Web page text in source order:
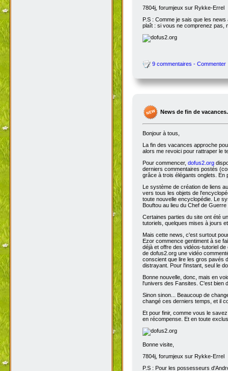
7804j, forumjeux sur Rykke-Errel
P.S : Comme je sais que les
plaît : si vous ne comprenez pas,
9 commentaires - Commenter
News de fin de
Bonjour à tous,
La fin des vacances approche
alors me revoici pour rattraper le
Pour commencer, dofus2.org
derniers commentaires postés
grâce à trois élégants onglets. En
Le système de création de liens
vers tous les objets de
toute nouvelle encyclopédie. Le
Bouftou au lieu du Chef de
Certaines parties du site ont été
tutoriels, quelques mises à jours
Mais cette news, c'est surtout
Ezor commence gentiment à se
déjà et offre des vidéos-tutoriel
de dofus2.org une vidéo
conscient que lire les gros pavés
distrayant. Pour l'instant, seul le
Bonne nouvelle, donc, mais en
l'univers des Fansites. C'est bien
Sinon sinon... Beaucoup de
changé ces derniers temps, et il
Et pour finir, comme vous le
en récompense. Et en toute
Bonne visite,
7804j, forumjeux sur Rykke-Errel
P.S : Pour les possesseurs